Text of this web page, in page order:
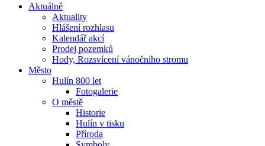
Aktuálně
Aktuality
Hlášení rozhlasu
Kalendář akcí
Prodej pozemků
Hody, Rozsvícení vánočního stromu
Město
Hulín 800 let
Fotogalerie
O městě
Historie
Hulín v tisku
Příroda